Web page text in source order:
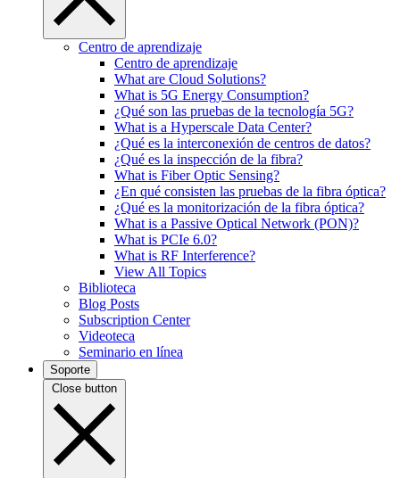
Centro de aprendizaje
Centro de aprendizaje
What are Cloud Solutions?
What is 5G Energy Consumption?
¿Qué son las pruebas de la tecnología 5G?
What is a Hyperscale Data Center?
¿Qué es la interconexión de centros de datos?
¿Qué es la inspección de la fibra?
What is Fiber Optic Sensing?
¿En qué consisten las pruebas de la fibra óptica?
¿Qué es la monitorización de la fibra óptica?
What is a Passive Optical Network (PON)?
What is PCIe 6.0?
What is RF Interference?
View All Topics
Biblioteca
Blog Posts
Subscription Center
Videoteca
Seminario en línea
Soporte
Close button